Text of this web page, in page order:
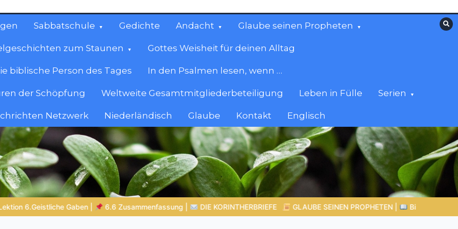
Sabbatschule Gedichte Andacht Glaube seinen Propheten
zum Staunen Gottes Weisheit für deinen Alltag
biblische Person des Tages In den Psalmen lesen, wenn …
der Schöpfung Weltweite Gesamtmitgliederbeteiligung Leben in Fülle Serien
Netzwerk Niederländisch Glaube Kontakt Englisch
| DIE KORINTHERBRIEFE GLAUBE SEINEN PROPHETEN | Bibelstudium | 07.08.2026 | Hiob | Kap.42 – Das Ende